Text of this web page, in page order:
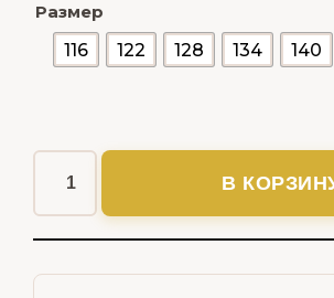
Размер
116
122 128 134 140
В